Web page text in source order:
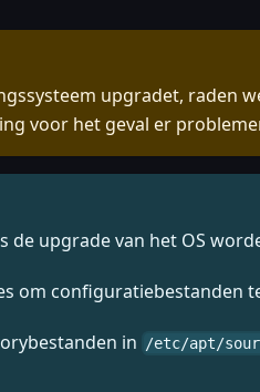
upgradet, raden
voor het geval er
de upgrade van het OS
om configuratiebestanden
in /etc/apt/